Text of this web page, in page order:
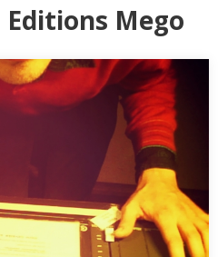
Editions Mego